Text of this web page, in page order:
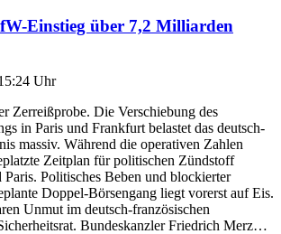
Einstieg über 7,2 Milliarden
Uhr
Zerreißprobe. Die Verschiebung des
in Paris und Frankfurt belastet das deutsch-
massiv. Während die operativen Zahlen
Zeitplan für politischen Zündstoff
Politisches Beben und blockierter
Doppel-Börsengang liegt vorerst auf Eis.
Unmut im deutsch-französischen
Bundeskanzler Friedrich Merz…